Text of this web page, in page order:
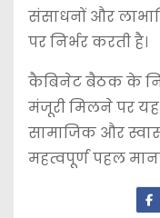
संसाधनों और
पर निर्भर करती है।
कैबिनेट बैठक के
मंजूरी मिलने पर
सामाजिक और
महत्वपूर्ण पहल